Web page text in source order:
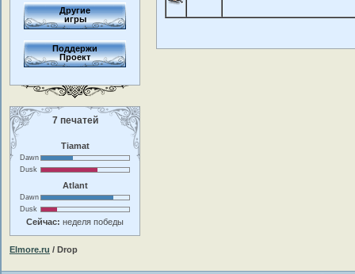
Другие
игры
Поддержи
Проект
7 печатей
Tiamat
Dawn
Dusk
Atlant
Dawn
Dusk
Сейчас: неделя победы
Elmore.ru / Drop